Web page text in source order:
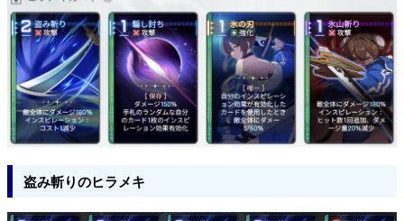
盗み斬りのヒラメキ